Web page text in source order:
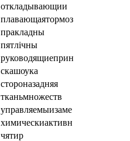
откладывающии
плавающаятормоз
пракладны
пятлічны
руководящиеприн
скашоука
стороназадняя
тканьмножеств
управляемыизаме
химическиактивн
чятир